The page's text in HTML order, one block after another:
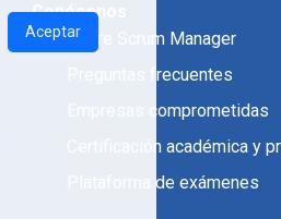
Conócenos
Sobre Scrum Manager
Preguntas frecuentes
Empresas comprometidas
Certificación académica y
Plataforma de exámenes
Aceptar